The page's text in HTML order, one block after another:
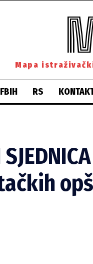
Mapa
FBIH RS